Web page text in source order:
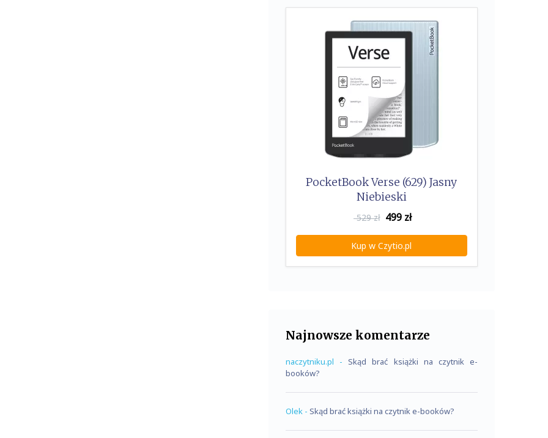
PocketBook Verse (629) Jasny
Niebieski
529 zł 499zł
Kup w Czytio.pl
Najnowsze komentarze
naczytniku.pl - Skąd brać książki na czytnik e-
booków?
Olek - Skąd brać książki na czytnik e-booków?